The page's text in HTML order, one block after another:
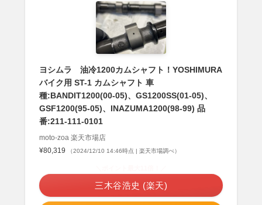
ヨシムラ 油冷1200カムシャフト！YOSHIMURA
バイク用 ST-1 カムシャフト 車
種:BANDIT1200(00-05)、GS1200SS(01-05)、
GSF1200(95-05)、INAZUMA1200(98-99) 品
番:211-111-0101
moto-zoa 楽天市場店
¥80,319
（2024/12/10 14:46時点 | 楽天市場調べ）
三木谷浩史 (楽天)